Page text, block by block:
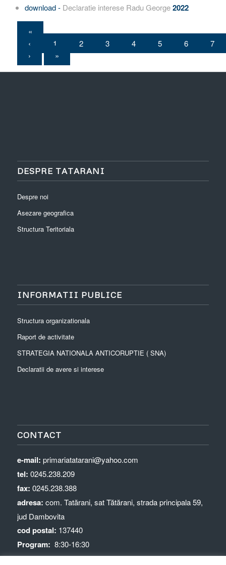
download - Declaratie interese Radu George2022
«
‹
1 2 3 4 5 6
7
›
»
DESPRE TATARANI
Despre noi
Asezare geografica
Structura Teritoriala
INFORMATII PUBLICE
Structura organizationala
Raport de activitate
STRATEGIA NATIONALA ANTICORUPTIE ( SNA)
Declaratii de avere si interese
CONTACT
e-mail: primariatatarani@yahoo.com
tel: 0245.238.209
fax: 0245.238.388
adresa: com. Tatărani, sat Tătărani, strada principala 59,
jud Dambovita
cod postal: 137440
Program: 8:30-16:30